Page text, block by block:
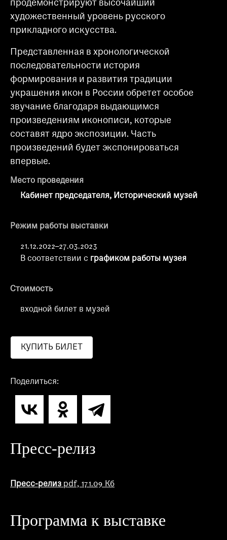
Место проведения
Кабинет председателя, Исторический музей
Режим работы выставки
21.12.2022–27.03.2023
В соответствии с графиком работы музея
Стоимость
входной билет в музей
КУПИТЬ БИЛЕТ
продемонстрируют высочайший
художественный уровень русского
прикладного искусства.
Представленная в хронологической
последовательности история
формирования и развития традиции
украшения икон в России обретет особое
звучание благодаря выдающимся
произведениям иконописи, которые
составят ядро экспозиции. Часть
произведений будет экспонироваться
впервые.
Поделиться:
Пресс-релиз
Пресс-релиз pdf, 171.09 Кб
Программа к выставке